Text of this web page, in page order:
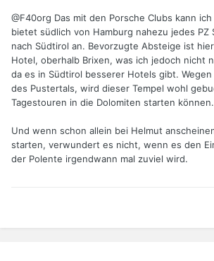
@F40org Das mit den Porsche Clubs kann
bietet südlich von Hamburg nahezu jedes PZ
nach Südtirol an. Bevorzugte Absteige ist
Hotel, oberhalb Brixen, was ich jedoch nicht
da es in Südtirol besserer Hotels gibt. Wegen
des Pustertals, wird dieser Tempel wohl
Tagestouren in die Dolomiten starten können.
Und wenn schon allein bei Helmut
starten, verwundert es nicht, wenn es den
der Polente irgendwann mal zuviel wird.